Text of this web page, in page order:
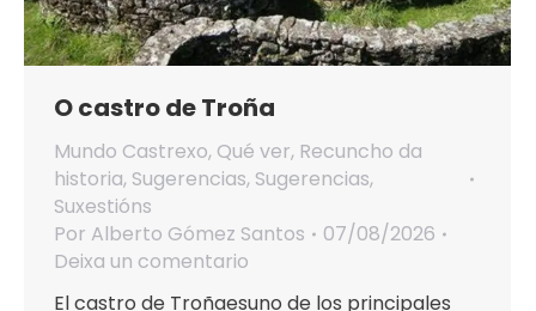
O castro de Troña
Mundo Castrexo, Qué ver, Recuncho da
historia, Sugerencias, Sugerencias,
Suxestións
Por Alberto Gómez Santos
07/08/2026
Deixa un comentario
El castro de Troñaesuno de los principales